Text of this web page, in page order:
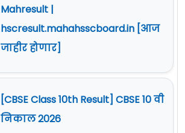
Mahresult |
hscresult.mahahsscboard.in [आज
जाहीर होणार]
[CBSE Class 10th Result] CBSE 10 वी
निकाल 2026